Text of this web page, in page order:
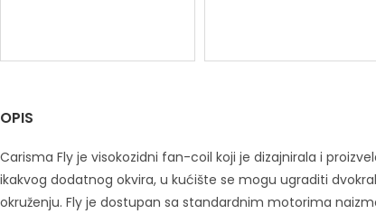
OPIS
Carisma Fly je visokozidni fan-coil koji je dizajnirala i
ikakvog dodatnog okvira, u kućište se mogu ugraditi
okruženju. Fly je dostupan sa standardnim motorima